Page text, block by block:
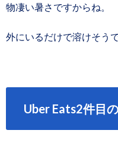
物凄い暑さですからね。
外にいるだけで溶けそう
Uber Eats2件目